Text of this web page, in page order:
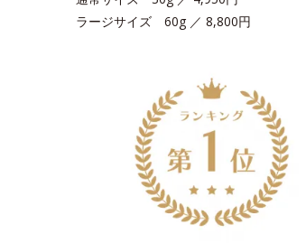
ラージサイズ 60g ／ 8,800円